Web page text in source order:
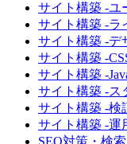
サイト構築 -ユ
サイト構築 -ラ
サイト構築 -デ
サイト構築 -
サイト構築 -
サイト構築 -ス
サイト構築 -検
サイト構築 -運
SEO対策・検